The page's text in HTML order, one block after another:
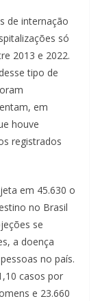
de internação
só
2013 e 2022.
tipo de
em
houve
registrados
em 45.630 o
no Brasil
se
a doença
no país.
casos por
e 23.660